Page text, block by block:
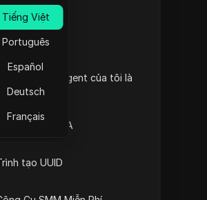
Browser User Agent của tôi là
Trình tạo mã 2FA
tạo UUID
Tiếng Việt
Português
Español
Deutsch
Français